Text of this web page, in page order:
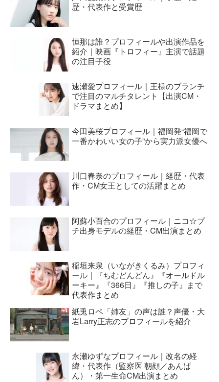
歴・代表作と受賞歴
恒那は誰？プロフィールや出演作品を
紹介｜映画『トロフィー』主演で話題
の注目子役
速瀬愛プロフィール｜王様のブランチ
で注目のマルチタレント【出演CM・
ドラマまとめ】
今田美桜プロフィール｜福岡発“福岡で
一番かわいい女の子”から実力派女優へ
川口春奈のプロフィール｜経歴・代表
作・CM女王としての活躍まとめ
阿蘇小百合のプロフィール｜ニコ☆プ
チ出身モデルの経歴・CM出演まとめ
稲垣来泉（いながきくるみ）プロフィ
ール｜『ちむどんどん』『オールドル
ーキー』『366日』『推しの子』まで
代表作まとめ
紙兎ロペ「姉友」の声は誰？声優・大
岩Larry正志のプロフィールを紹介
永瀬ゆずなプロフィール｜改名の経
緯・代表作（監察医 朝顔／あんぱ
ん）・第一生命CM出演まとめ